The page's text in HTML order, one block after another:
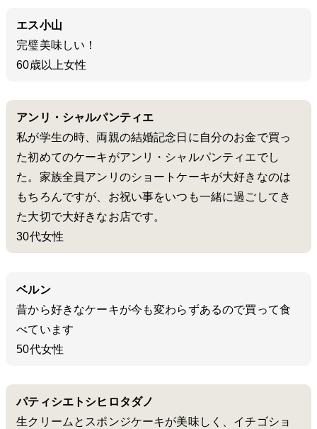
エス小山
完璧美味しい！
60歳以上女性
アンリ・シャルパンティエ
私が学生の時、両親の結婚記念日に自分のお金で買っ
た初めてのケーキがアンリ・シャルパンティエでし
た。家族全員アンリのショートケーキが大好きなのは
もちろんですが、お祝い事をいつも一緒に過ごしてき
た大切で大好きなお店です。
30代女性
ベルン
昔から好きなケーキが今も変わらずあるので買って食
べています
50代女性
パティシエトシヒロタダノ
生クリームとスポンジケーキが美味しく、イチゴショ